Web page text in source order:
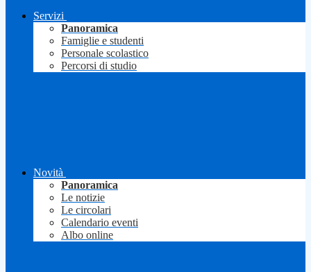
Servizi
Panoramica
Famiglie e studenti
Personale scolastico
Percorsi di studio
Novità
Panoramica
Le notizie
Le circolari
Calendario eventi
Albo online